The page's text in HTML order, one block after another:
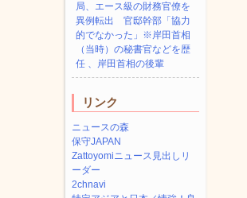
局、エース級の財務官僚を
異例転出 官邸幹部「協力
的でなかった」※岸田首相
（当時）の秘書官などを歴
任 、岸田首相の後輩
リンク
ニュースの森
保守JAPAN
Zattoyomiニュース見出しリ
ーダー
2chnavi